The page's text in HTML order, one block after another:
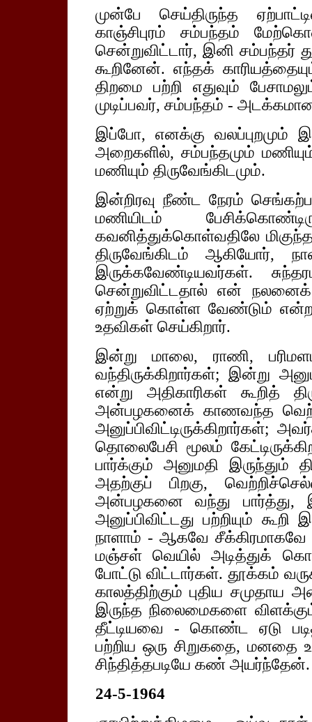
முன்பே செய்திருந்த
காஞ்சிபுரம் சம்பந்தம்
சென்றுவிட்டார், இனி
கூறினேன். எந்தக்
திறமை பற்றி எதுவும்
முடிப்பவர், சம்பந்தம் -
இப்போ, எனக்கு வலப்புறமும்
அறைகளில், சம்பந்தமும்
மணியும் திருவேங்கிடமும்.
இன்றிரவு நீண்ட நேரம்
மணியிடம்
கவனித்துக்கொள்வதிலே
திருவேங்கிடம் ஆகியோர்,
இருக்கவேண்டியவர்கள்.
சென்றுவிட்டதால் என் நலனைக்
ஏற்றுக் கொள்ள வேண்டும்
உதவிகள் செய்கிறார்.
இன்று மாலை, ராணி,
வந்திருக்கிறார்கள்; இன்று
என்று அதிகாரிகள் கூறித்
அன்பழகனைக் காணவந்த
அனுப்பிவிட்டிருக்கிறார்கள்;
தொலைபேசி மூலம்
பார்க்கும் அனுமதி இருந்தும்
அதற்குப் பிறகு,
அன்பழகனை வந்து பார்த்து,
அனுப்பிவிட்டது பற்றியும்
நாளாம் - ஆகவே சீக்கிரமாகவே
மஞ்சள் வெயில் அடித்துக்
போட்டு விட்டார்கள். தூக்கம்
காலத்திற்கும் புதிய சமுதாய
இருந்த நிலைமைகளை
தீட்டியவை - கொண்ட ஏடு
பற்றிய ஒரு சிறுகதை, மனதை
சிந்தித்தபடியே கண் அயர்ந்தேன்.
24-5-1964